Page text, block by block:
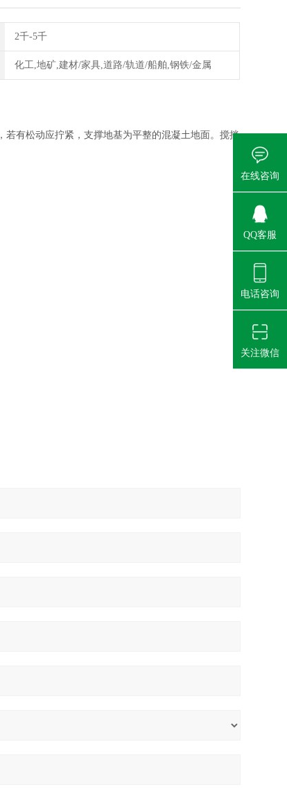
2千-5千
化工,地矿,建材/家具,道路/轨道/船舶,钢铁/金属
有松动应拧紧，支撑地基为平整的混凝土地面。搅拌
在线咨询
QQ客服
电话咨询
关注微信